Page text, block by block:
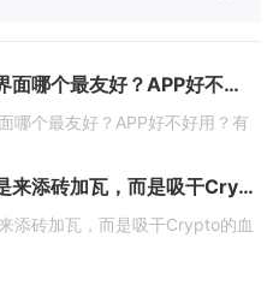
交易所新手界面哪个最友好？APP好不好用？有中文客服吗？
哪个最友好？APP好不好用？有
机构采用不是来添砖加瓦，而是吸干Crypto的血
添砖加瓦，而是吸干Crypto的血